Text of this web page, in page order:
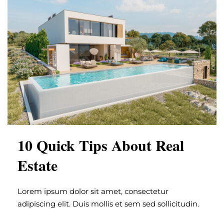
10 Quick Tips About Real
Estate
Lorem ipsum dolor sit amet, consectetur
adipiscing elit. Duis mollis et sem sed sollicitudin.